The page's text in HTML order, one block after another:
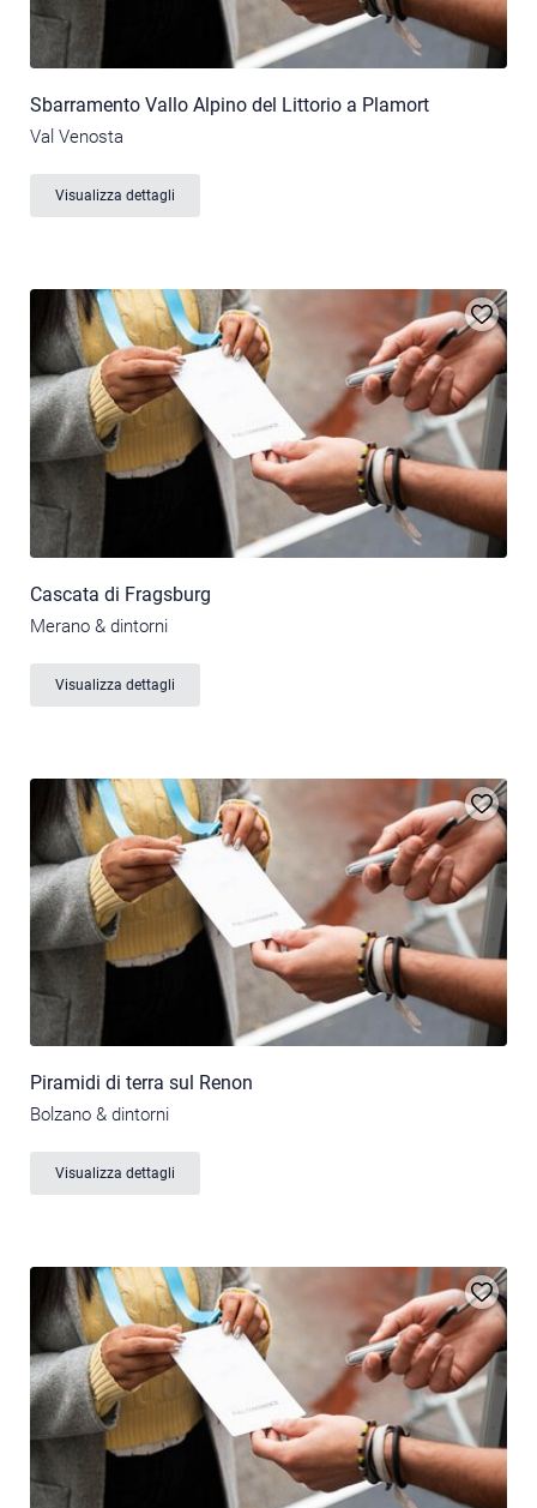
Sbarramento Vallo Alpino del Littorio a Plamort
Val Venosta
Visualizza dettagli
Cascata di Fragsburg
Merano & dintorni
Visualizza dettagli
Piramidi di terra sul Renon
Bolzano & dintorni
Visualizza dettagli